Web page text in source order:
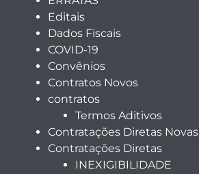
Editais
Dados Fiscais
COVID-19
Convênios
Contratos Novos
contratos
Termos Aditivos
Contratações Diretas Novas
Contratações Diretas
INEXIGIBILIDADE